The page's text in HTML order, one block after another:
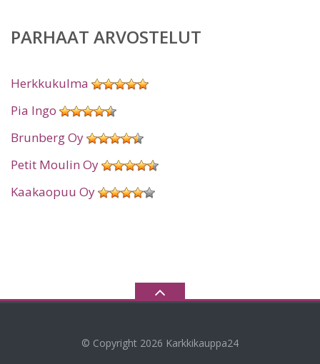
PARHAAT ARVOSTELUT
Herkkukulma
Pia Ingo
Brunberg Oy
Petit Moulin Oy
Kaakaopuu Oy
© Copyright 2026 Karkkikauppa24